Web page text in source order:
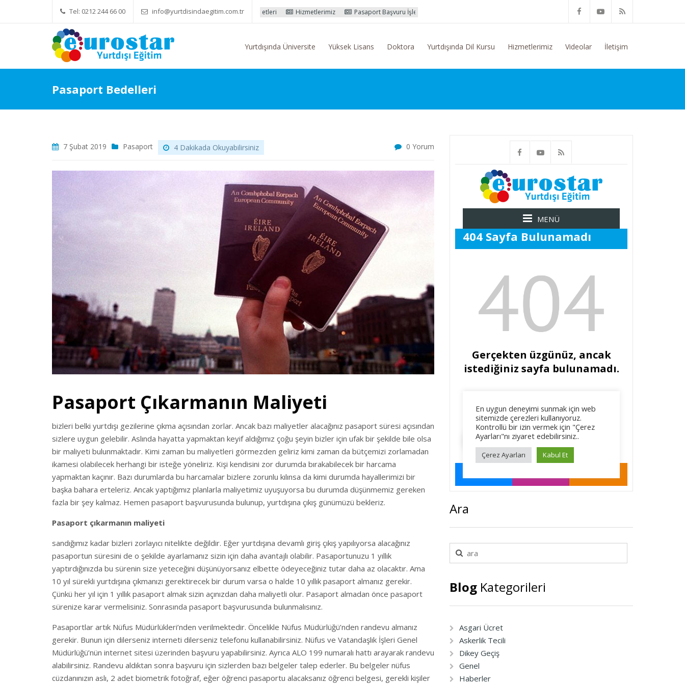
Tel: 0212 244 66 00 info@yurtdisindaegitim.com.tr
Yök Denkliği Önemli Eğitim Ücretleri Hizmetlerimiz Pasaport Başvuru İşlemleri Yurtdışı Eğitim Konusunda Genel Bilgi Talep Ediyorum
Yurtdışında Üniversite Yüksek Lisans Doktora Yurtdışında Dil Kursu Hizmetlerimiz Videolar İletişim
Pasaport Bedelleri
7 Şubat 2019 Pasaport 4 Dakikada Okuyabilirsiniz 0 Yorum
Pasaport Çıkarmanın Maliyeti
bizleri belki yurtdışı gezilerine çıkma açısından zorlar. Ancak bazı maliyetler alacağınız pasaport süresi açısından
sizlere uygun gelebilir. Aslında hayatta yapmaktan keyif aldığımız çoğu şeyin bizler için ufak bir şekilde bile olsa
bir maliyeti bulunmaktadır. Kimi zaman bu maliyetleri görmezden geliriz kimi zaman da bütçemizi zorlamadan
ikamesi olabilecek herhangi bir isteğe yöneliriz. Kişi kendisini zor durumda bırakabilecek bir harcama
yapmaktan kaçınır. Bazı durumlarda bu harcamalar bizlere zorunlu kılınsa da kimi durumda hayallerimizi bir
başka bahara erteleriz. Ancak yaptığımız planlarla maliyetimiz uyuşuyorsa bu durumda düşünmemiz gereken
fazla bir şey kalmaz. Hemen pasaport başvurusunda bulunup, yurtdışına çıkış günümüzü bekleriz.
Pasaport çıkarmanın maliyeti
sandığımız kadar bizleri zorlayıcı nitelikte değildir. Eğer yurtdışına devamlı giriş çıkış yapılıyorsa alacağınız
pasaportun süresini de o şekilde ayarlamanız sizin için daha avantajlı olabilir. Pasaportunuzu 1 yıllık
yaptırdığınızda bu sürenin size yeteceğini düşünüyorsanız elbette ödeyeceğiniz tutar daha az olacaktır. Ama
10 yıl sürekli yurtdışına çıkmanızı gerektirecek bir durum varsa o halde 10 yıllık pasaport almanız gerekir.
Çünkü her yıl için 1 yıllık pasaport almak sizin açınızdan daha maliyetli olur. Pasaport almadan önce pasaport
sürenize karar vermelisiniz. Sonrasında pasaport başvurusunda bulunmalısınız.
Pasaportlar artık Nüfus Müdürlükleri’nden verilmektedir. Öncelikle Nüfus Müdürlüğü’nden randevu almanız
gerekir. Bunun için dilerseniz interneti dilerseniz telefonu kullanabilirsiniz. Nüfus ve Vatandaşlık İşleri Genel
Müdürlüğü’nün internet sitesi üzerinden başvuru yapabilirsiniz. Ayrıca ALO 199 numaralı hattı arayarak randevu
alabilirsiniz. Randevu aldıktan sonra başvuru için sizlerden bazı belgeler talep ederler. Bu belgeler nüfus
cüzdanınızın aslı, 2 adet biometrik fotoğraf, eğer öğrenci pasaportu alacaksanız öğrenci belgesi, gerekli kişiler
Ara
Blog Kategorileri
Asgari Ücret
Askerlik Tecili
Dikey Geçiş
Genel
Haberler